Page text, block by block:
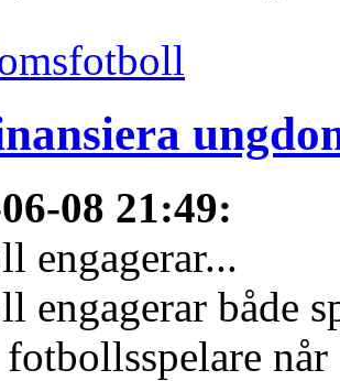
08 21:49:
engagerar...
engagerar både